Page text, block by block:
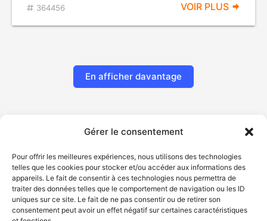
Gérer le consentement
Pour offrir les meilleures expériences, nous utilisons des technologies
telles que les cookies pour stocker et/ou accéder aux informations des
appareils. Le fait de consentir à ces technologies nous permettra de
traiter des données telles que le comportement de navigation ou les ID
uniques sur ce site. Le fait de ne pas consentir ou de retirer son
consentement peut avoir un effet négatif sur certaines caractéristiques
364456 VOIR PLUS
En afficher davantage
© Gouvernement du Québec, 2026